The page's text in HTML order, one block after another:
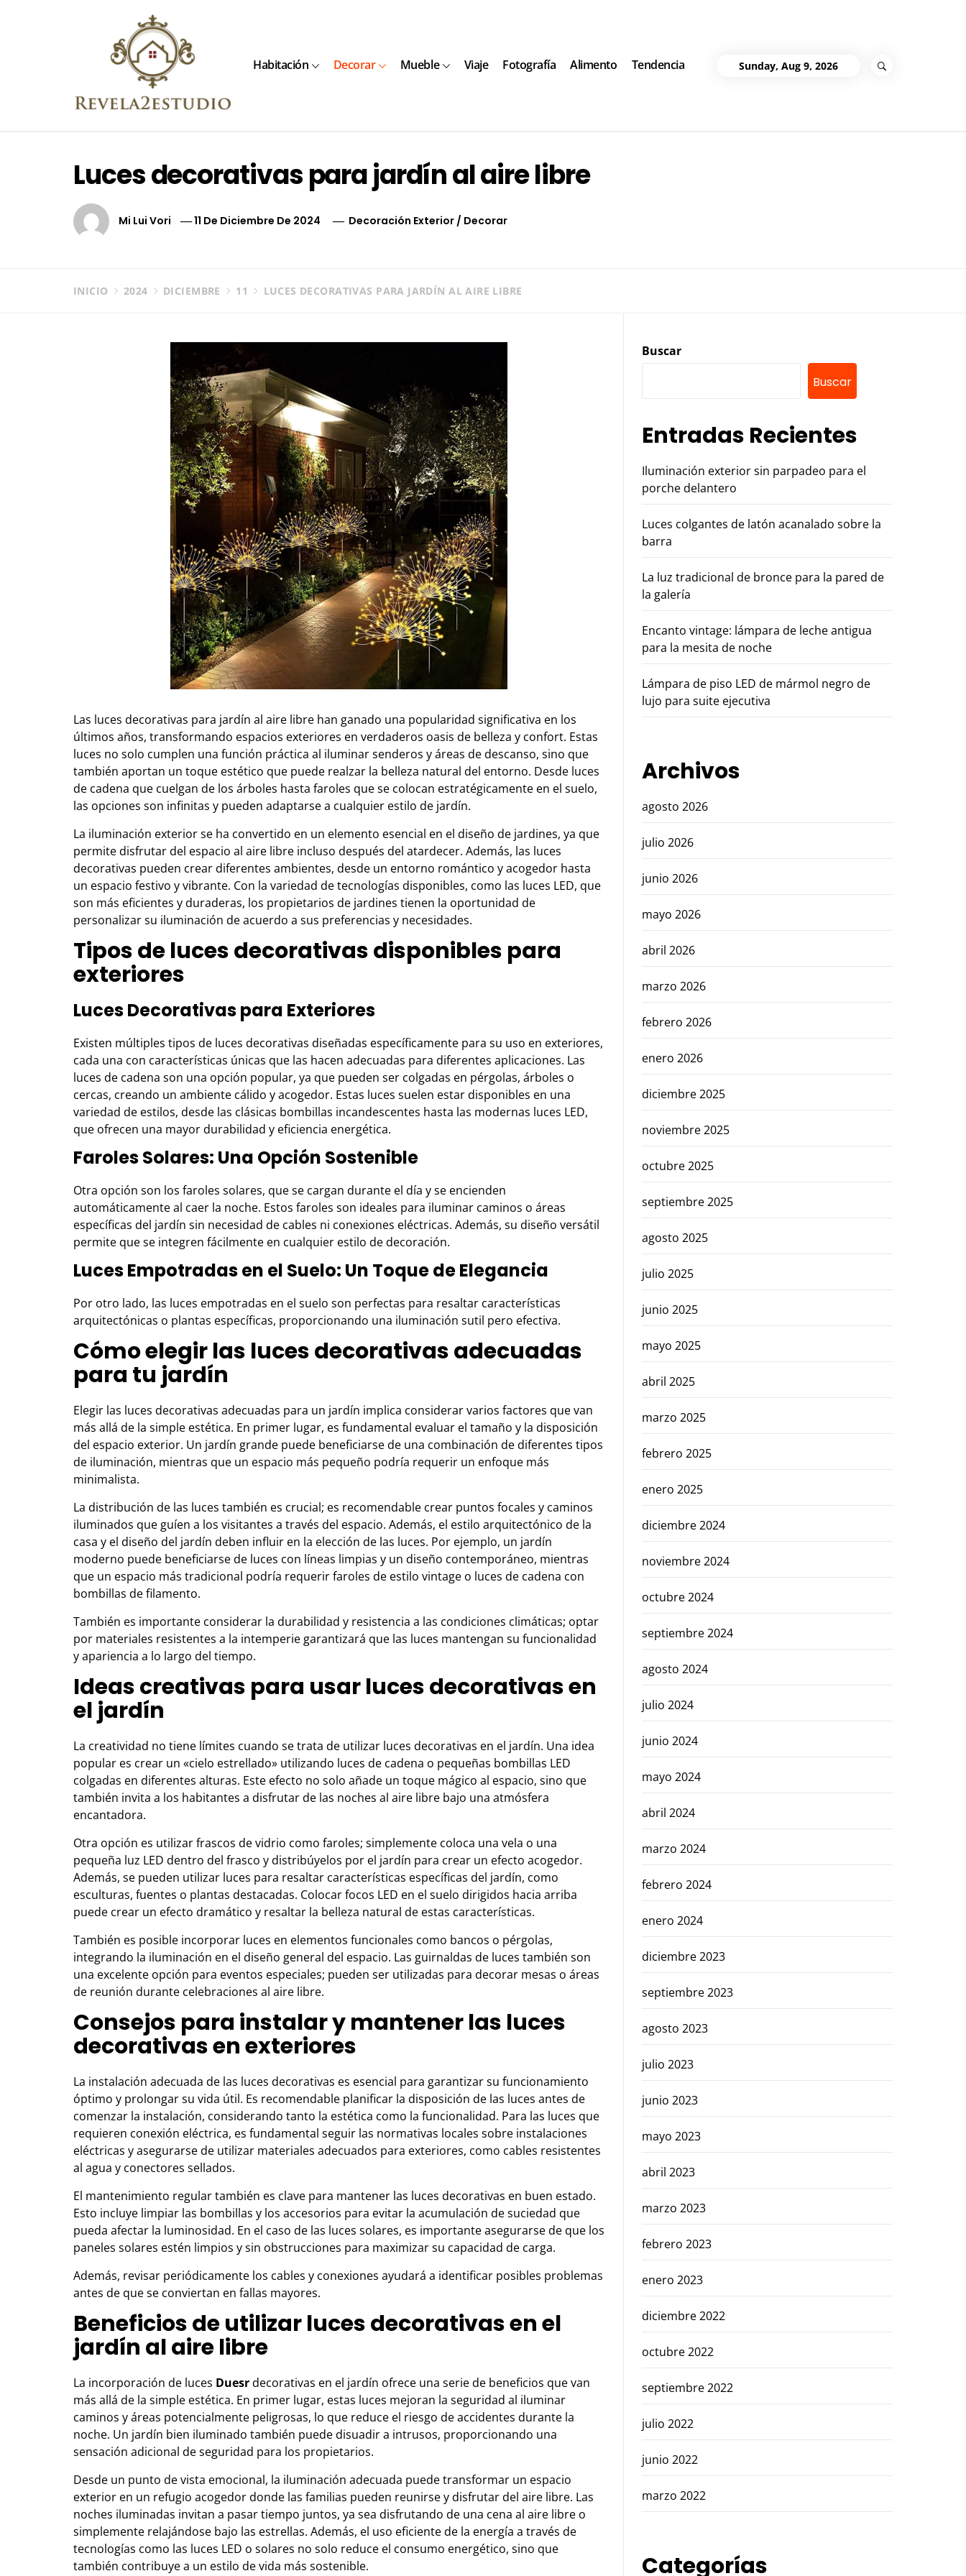
Habitación Decorar Mueble Viaje Fotografía Alimento Tendencia Sunday, Aug 9, 2026
Luces decorativas para jardín al aire libre
Mi Lui Vori 11 De Diciembre De 2024 Decoración Exterior / Decorar
INICIO 2024 DICIEMBRE 11 LUCES DECORATIVAS PARA JARDÍN AL AIRE LIBRE
Las luces decorativas para jardín al aire libre han ganado una popularidad significativa en los
últimos años, transformando espacios exteriores en verdaderos oasis de belleza y confort. Estas
luces no solo cumplen una función práctica al iluminar senderos y áreas de descanso, sino que
también aportan un toque estético que puede realzar la belleza natural del entorno. Desde luces
de cadena que cuelgan de los árboles hasta faroles que se colocan estratégicamente en el suelo,
las opciones son infinitas y pueden adaptarse a cualquier estilo de jardín.
La iluminación exterior se ha convertido en un elemento esencial en el diseño de jardines, ya que
permite disfrutar del espacio al aire libre incluso después del atardecer. Además, las luces
decorativas pueden crear diferentes ambientes, desde un entorno romántico y acogedor hasta
un espacio festivo y vibrante. Con la variedad de tecnologías disponibles, como las luces LED, que
son más eficientes y duraderas, los propietarios de jardines tienen la oportunidad de
personalizar su iluminación de acuerdo a sus preferencias y necesidades.
Tipos de luces decorativas disponibles para
exteriores
Luces Decorativas para Exteriores
Existen múltiples tipos de luces decorativas diseñadas específicamente para su uso en exteriores,
cada una con características únicas que las hacen adecuadas para diferentes aplicaciones. Las
luces de cadena son una opción popular, ya que pueden ser colgadas en pérgolas, árboles o
cercas, creando un ambiente cálido y acogedor. Estas luces suelen estar disponibles en una
variedad de estilos, desde las clásicas bombillas incandescentes hasta las modernas luces LED,
que ofrecen una mayor durabilidad y eficiencia energética.
Faroles Solares: Una Opción Sostenible
Otra opción son los faroles solares, que se cargan durante el día y se encienden
automáticamente al caer la noche. Estos faroles son ideales para iluminar caminos o áreas
específicas del jardín sin necesidad de cables ni conexiones eléctricas. Además, su diseño versátil
permite que se integren fácilmente en cualquier estilo de decoración.
Luces Empotradas en el Suelo: Un Toque de Elegancia
Por otro lado, las luces empotradas en el suelo son perfectas para resaltar características
arquitectónicas o plantas específicas, proporcionando una iluminación sutil pero efectiva.
Cómo elegir las luces decorativas adecuadas
para tu jardín
Elegir las luces decorativas adecuadas para un jardín implica considerar varios factores que van
más allá de la simple estética. En primer lugar, es fundamental evaluar el tamaño y la disposición
del espacio exterior. Un jardín grande puede beneficiarse de una combinación de diferentes tipos
de iluminación, mientras que un espacio más pequeño podría requerir un enfoque más
minimalista.
La distribución de las luces también es crucial; es recomendable crear puntos focales y caminos
iluminados que guíen a los visitantes a través del espacio. Además, el estilo arquitectónico de la
casa y el diseño del jardín deben influir en la elección de las luces. Por ejemplo, un jardín
moderno puede beneficiarse de luces con líneas limpias y un diseño contemporáneo, mientras
que un espacio más tradicional podría requerir faroles de estilo vintage o luces de cadena con
bombillas de filamento.
También es importante considerar la durabilidad y resistencia a las condiciones climáticas; optar
por materiales resistentes a la intemperie garantizará que las luces mantengan su funcionalidad
y apariencia a lo largo del tiempo.
Ideas creativas para usar luces decorativas en
el jardín
La creatividad no tiene límites cuando se trata de utilizar luces decorativas en el jardín. Una idea
popular es crear un «cielo estrellado» utilizando luces de cadena o pequeñas bombillas LED
colgadas en diferentes alturas. Este efecto no solo añade un toque mágico al espacio, sino que
también invita a los habitantes a disfrutar de las noches al aire libre bajo una atmósfera
encantadora.
Otra opción es utilizar frascos de vidrio como faroles; simplemente coloca una vela o una
pequeña luz LED dentro del frasco y distribúyelos por el jardín para crear un efecto acogedor.
Además, se pueden utilizar luces para resaltar características específicas del jardín, como
esculturas, fuentes o plantas destacadas. Colocar focos LED en el suelo dirigidos hacia arriba
puede crear un efecto dramático y resaltar la belleza natural de estas características.
También es posible incorporar luces en elementos funcionales como bancos o pérgolas,
integrando la iluminación en el diseño general del espacio. Las guirnaldas de luces también son
una excelente opción para eventos especiales; pueden ser utilizadas para decorar mesas o áreas
de reunión durante celebraciones al aire libre.
Consejos para instalar y mantener las luces
decorativas en exteriores
La instalación adecuada de las luces decorativas es esencial para garantizar su funcionamiento
óptimo y prolongar su vida útil. Es recomendable planificar la disposición de las luces antes de
comenzar la instalación, considerando tanto la estética como la funcionalidad. Para las luces que
requieren conexión eléctrica, es fundamental seguir las normativas locales sobre instalaciones
eléctricas y asegurarse de utilizar materiales adecuados para exteriores, como cables resistentes
al agua y conectores sellados.
El mantenimiento regular también es clave para mantener las luces decorativas en buen estado.
Esto incluye limpiar las bombillas y los accesorios para evitar la acumulación de suciedad que
pueda afectar la luminosidad. En el caso de las luces solares, es importante asegurarse de que los
paneles solares estén limpios y sin obstrucciones para maximizar su capacidad de carga.
Además, revisar periódicamente los cables y conexiones ayudará a identificar posibles problemas
antes de que se conviertan en fallas mayores.
Beneficios de utilizar luces decorativas en el
jardín al aire libre
La incorporación de luces Duesrdecorativas en el jardín ofrece una serie de beneficios que van
más allá de la simple estética. En primer lugar, estas luces mejoran la seguridad al iluminar
caminos y áreas potencialmente peligrosas, lo que reduce el riesgo de accidentes durante la
noche. Un jardín bien iluminado también puede disuadir a intrusos, proporcionando una
sensación adicional de seguridad para los propietarios.
Desde un punto de vista emocional, la iluminación adecuada puede transformar un espacio
exterior en un refugio acogedor donde las familias pueden reunirse y disfrutar del aire libre. Las
noches iluminadas invitan a pasar tiempo juntos, ya sea disfrutando de una cena al aire libre o
simplemente relajándose bajo las estrellas. Además, el uso eficiente de la energía a través de
tecnologías como las luces LED o solares no solo reduce el consumo energético, sino que
también contribuye a un estilo de vida más sostenible.
Buscar
Buscar
Entradas Recientes
Iluminación exterior sin parpadeo para el
porche delantero
Luces colgantes de latón acanalado sobre la
barra
La luz tradicional de bronce para la pared de
la galería
Encanto vintage: lámpara de leche antigua
para la mesita de noche
Lámpara de piso LED de mármol negro de
lujo para suite ejecutiva
Archivos
agosto 2026
julio 2026
junio 2026
mayo 2026
abril 2026
marzo 2026
febrero 2026
enero 2026
diciembre 2025
noviembre 2025
octubre 2025
septiembre 2025
agosto 2025
julio 2025
junio 2025
mayo 2025
abril 2025
marzo 2025
febrero 2025
enero 2025
diciembre 2024
noviembre 2024
octubre 2024
septiembre 2024
agosto 2024
julio 2024
junio 2024
mayo 2024
abril 2024
marzo 2024
febrero 2024
enero 2024
diciembre 2023
septiembre 2023
agosto 2023
julio 2023
junio 2023
mayo 2023
abril 2023
marzo 2023
febrero 2023
enero 2023
diciembre 2022
octubre 2022
septiembre 2022
julio 2022
junio 2022
marzo 2022
Categorías